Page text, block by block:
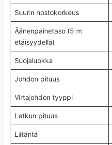
Suurin nostokorkeus
Äänenpainetaso (5 m
etäisyydellä)
Suojaluokka
Johdon pituus
Virtajohdon tyyppi
Letkun pituus
Liitäntä